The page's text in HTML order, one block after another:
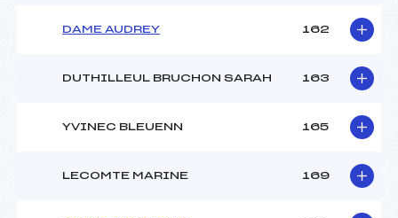
DAME AUDREY 162
DUTHILLEUL BRUCHON SARAH 163
YVINEC BLEUENN 165
LECOMTE MARINE 169